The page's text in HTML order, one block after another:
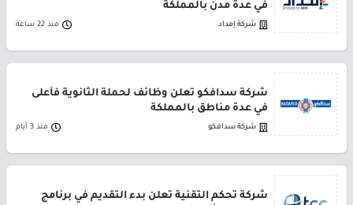
في عدة مدن بالمملكة
شركة إمداد منذ 22 ساعة
شركة سدافكو تعلن وظائف لحملة الثانوية فأعلى
في عدة مناطق بالمملكة
شركة سدافكو منذ 3 أيام
شركة تحكم التقنية تعلن بدء التقديم في برنامج